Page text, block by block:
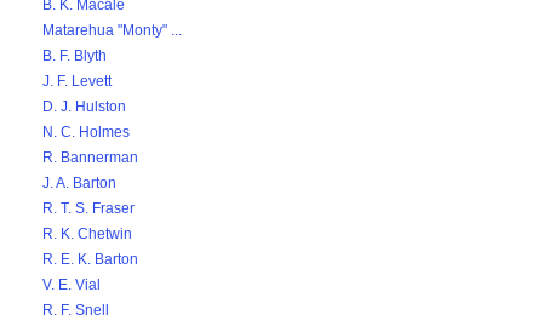
B. K. Macale
Matarehua "Monty" ...
B. F. Blyth
J. F. Levett
D. J. Hulston
N. C. Holmes
R. Bannerman
J. A. Barton
R. T. S. Fraser
R. K. Chetwin
R. E. K. Barton
V. E. Vial
R. F. Snell